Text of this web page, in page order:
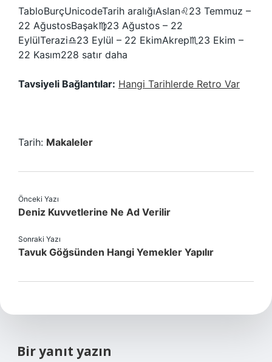
TabloBurçUnicodeTarih aralığıAslan♌︎23 Temmuz –
22 AğustosBaşak♍︎23 Ağustos – 22
EylülTerazi♎︎23 Eylül – 22 EkimAkrep♏︎23 Ekim –
22 Kasım228 satır daha
Tavsiyeli Bağlantılar: Hangi Tarihlerde Retro Var
Tarih: Makaleler
Önceki Yazı
Deniz Kuvvetlerine Ne Ad Verilir
Sonraki Yazı
Tavuk Göğsünden Hangi Yemekler Yapılır
Bir yanıt yazın